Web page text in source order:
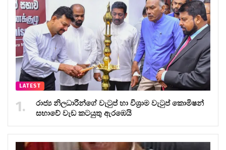
LATEST
රාජ්‍ය නිලධාරීන්ගේ වැටුප් හා විශ්‍රාම වැටුප් කොමිෂන්
සභාවේ වැඩ කටයුතු ඇරඹෙයි